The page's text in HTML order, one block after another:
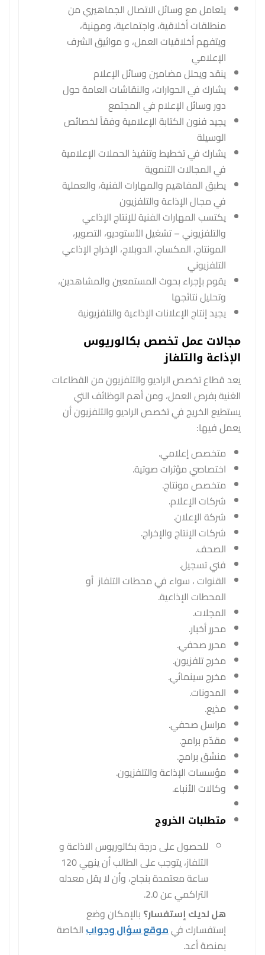
يتعامل مع وسائل الاتصال الجماهيري من
منطلقات أخلاقية، واجتماعية، ومهنية،
ويتفهم أخلاقيات العمل، و مواثيق الشرف
الإعلامي
ينقد ويحلل مضامين وسائل الإعلام
يشارك في الحوارات، والنقاشات العامة حول
دور وسائل الإعلام في المجتمع
يجيد فنون الكتابة الإعلامية وفقاً لخصائص
الوسيلة
يشارك في تخطيط وتنفيذ الحملات الإعلامية
في المجالات التنموية
يطبق المفاهيم والمهارات الفنية، والعملية
في مجال الإذاعة والتلفزيون
يكتسب المهارات الفنية للإنتاج الإذاعي
والتلفزيوني – تشغيل الأستوديو، التصوير،
المونتاج، المكساج، الدوبلاج، الإخراج الإذاعي
التلفزيوني
يقوم بإجراء بحوث المستمعين والمشاهدين،
وتحليل نتائجها
يجيد إنتاج الإعلانات الإذاعية والتلفزيونية
مجالات عمل تخصص بكالوريوس
الإذاعة والتلفاز
يعد قطاع تخصص الراديو والتلفزيون من القطاعات
الغنية بفرص العمل، ومن أهم الوظائف التي
يستطيع الخريج في تخصص الراديو والتلفزيون أن
يعمل فيها:
متخصص إعلامي.
اختصاصي مؤثرات صوتية.
متخصص مونتاج.
شركات الإعلام.
شركة الإعلان.
شركات الإنتاج والإخراج.
الصحف.
فني تسجيل.
القنوات ، سواء في محطات التلفاز أو
المحطات الإذاعية.
المجلات.
محرر أخبار.
محرر صحفي.
مخرج تلفزيون.
مخرج سينمائي.
المدونات.
مذيع.
مراسل صحفي.
مقدّم برامج.
منسِّق برامج.
مؤسسات الإذاعة والتلفزيون.
وكالات الأنباء.
متطلبات الخروج
للحصول على درجة بكالوريوس الاذاعة و
التلفاز، يتوجب على الطالب أن ينهي 120
ساعة معتمدة بنجاح، وأن لا يقل معدله
التراكمي عن 2.0.
هل لديك إستفسار؟ بالإمكان وضع
إستفسارك فيموقع سؤال وجوابالخاصة
بمنصة أعد.